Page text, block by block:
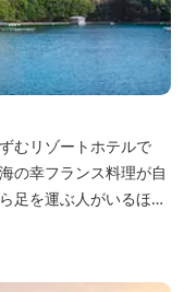
むリゾートホテルで
の幸フランス料理が自
足を運ぶ人がいるほ
とときを満喫してくだ